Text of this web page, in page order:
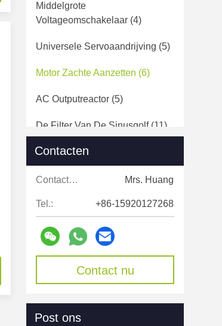
Middelgrote
Voltageomschakelaar (4)
Universele Servoaandrijving (5)
Motor Zachte Aanzetten (6)
AC Outputreactor (5)
De Filter Van De Sinusgolf(11)
Gelijkstroom-
Voltagespanningsverhoger(8)
(1)
Zonne Aangedreven
Straatlantaarn
(1)
Openlucht Zonnevloedlichten
Contacten
Contacten: Mrs. Huang
Tel.: +86-15920127268
Contact nu
Post ons